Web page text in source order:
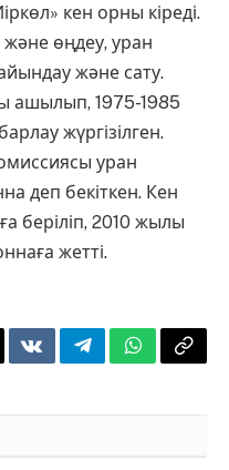
кен орны кіреді.
және өңдеу, уран
және сату.
ашылып, 1975-1985
жүргізілген.
уран
деп бекіткен. Кен
беріліп, 2010 жылы
жетті.
VKontakteTelegramWhatsApp
Copy